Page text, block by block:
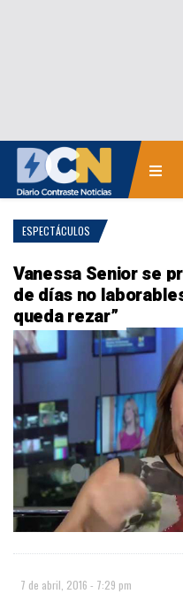
ESPECTÁCULOS
Vanessa Senior se
de días no
queda rezar”
7 de abril, 2016 - 7:29 pm